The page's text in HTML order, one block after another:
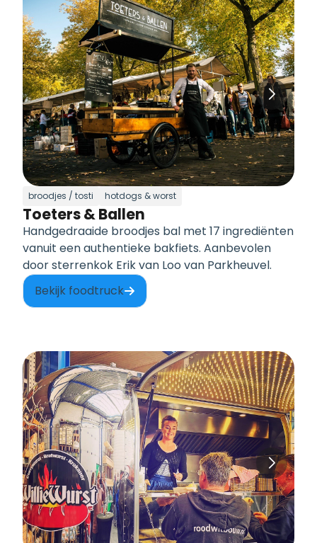
broodjes / tosti hotdogs & worst
Toeters & Ballen
Handgedraaide broodjes bal met 17 ingrediënten
vanuit een authentieke bakfiets. Aanbevolen
door sterrenkok Erik van Loo van Parkheuvel.
Bekijk foodtruck